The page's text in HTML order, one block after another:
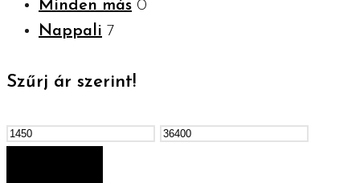
Minden más 0
Nappali 7
Szűrj ár szerint!
Min
Max